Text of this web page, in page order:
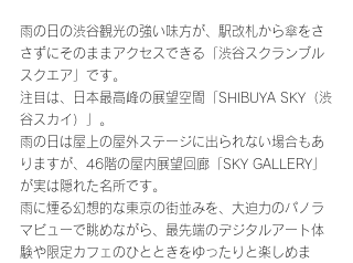
雨の日の渋谷観光の強い味方が、駅改札から傘をさ
さずにそのままアクセスできる「渋谷スクランブル
スクエア」です。
注目は、日本最高峰の展望空間「SHIBUYA SKY（渋
谷スカイ）」。
雨の日は屋上の屋外ステージに出られない場合もあ
りますが、46階の屋内展望回廊「SKY GALLERY」
が実は隠れた名所です。
雨に煙る幻想的な東京の街並みを、大迫力のパノラ
マビューで眺めながら、最先端のデジタルアート体
験や限定カフェのひとときをゆったりと楽しめま